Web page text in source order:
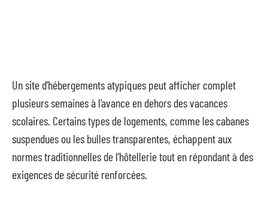
Un site d’hébergements atypiques peut afficher complet
plusieurs semaines à l’avance en dehors des vacances
scolaires. Certains types de logements, comme les cabanes
suspendues ou les bulles transparentes, échappent aux
normes traditionnelles de l’hôtellerie tout en répondant à des
exigences de sécurité renforcées.